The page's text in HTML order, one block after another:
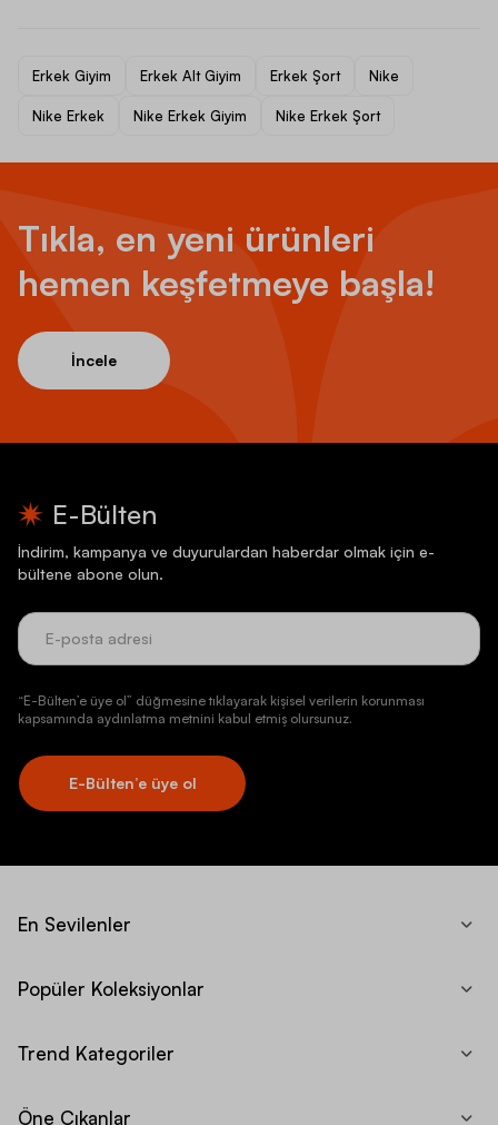
Erkek Giyim Erkek Alt Giyim Erkek Şort Nike
Nike Erkek Nike Erkek Giyim Nike Erkek Şort
Tıkla, en yeni ürünleri
hemen keşfetmeye başla!
İncele
E-Bülten
İndirim, kampanya ve duyurulardan haberdar olmak için e-
bültene abone olun.
“E-Bülten’e üye ol” düğmesine tıklayarak kişisel verilerin korunması
kapsamında aydınlatma metnini kabul etmiş olursunuz.
E-Bülten’e üye ol
En Sevilenler
Popüler Koleksiyonlar
Trend Kategoriler
Öne Çıkanlar